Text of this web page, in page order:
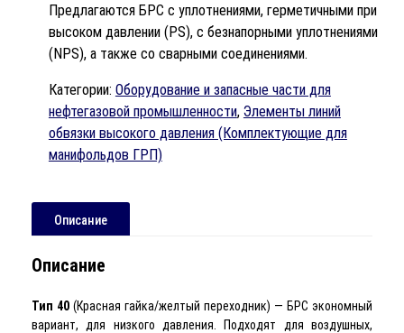
Предлагаются БРС с уплотнениями, герметичными при
высоком давлении (PS), с безнапорными уплотнениями
(NPS), а также со сварными соединениями.
Категории: Оборудование и запасные части для
нефтегазовой промышленности, Элементы линий
обвязки высокого давления (Комплектующие для
манифольдов ГРП)
Описание
Описание
Тип 40 (Красная гайка/желтый переходник) — БРС экономный
вариант, для низкого давления. Подходят для воздушных,